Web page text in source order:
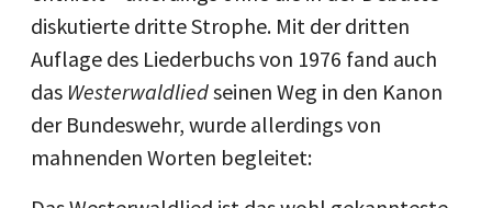
diskutierte dritte Strophe. Mit der dritten
Auflage des Liederbuchs von 1976 fand auch
das Westerwaldliedseinen Weg in den Kanon
der Bundeswehr, wurde allerdings von
mahnenden Worten begleitet: